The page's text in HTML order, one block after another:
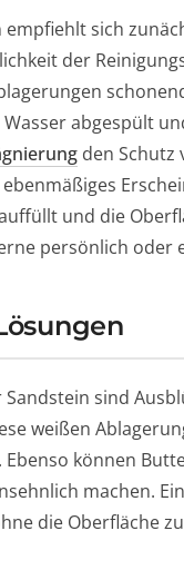
sich
der
abgespült
den Schutz
und die
persönlich oder
sind
weißen
können
machen.
die Oberfläche